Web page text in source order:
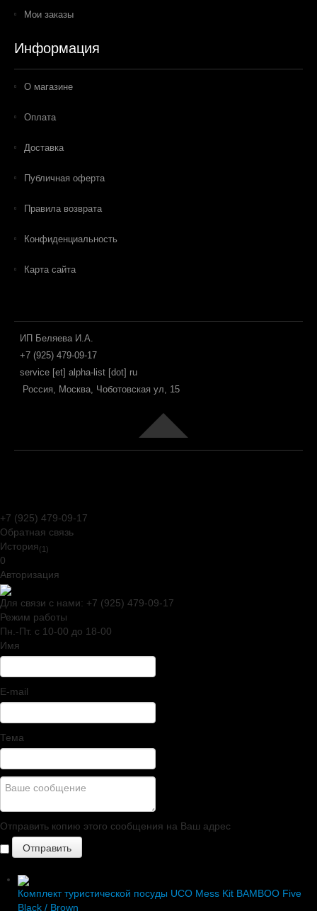
Мои заказы
Информация
О магазине
Оплата
Доставка
Публичная оферта
Правила возврата
Конфиденциальность
Карта сайта
ИП Беляева И.А.
+7 (925) 479-09-17
service [et] alpha-list [dot] ru
Россия, Москва, Чоботовская ул, 15
+7 (925) 479-09-17
Обратная связь
История(1)
0
Авторизация
Для связи с нами: +7 (925) 479-09-17
Режим работы
Пн.-Пт. c 10-00 до 18-00
Имя
E-mail
Тема
Отправить копию этого сообщения на Ваш адрес
Комплект туристической посуды UCO Mess Kit BAMBOO Five
Black / Brown